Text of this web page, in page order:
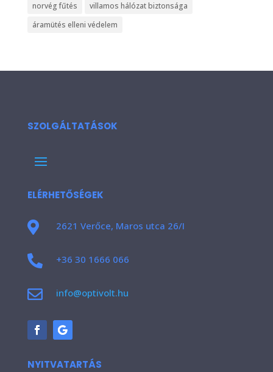
norvég fűtés
villamos hálózat biztonsága
áramütés elleni védelem
SZOLGÁLTATÁSOK
ELÉRHETŐSÉGEK
 2621 Verőce, Maros utca 26/I
 +36 30 1666 066
 info@optivolt.hu
NYITVATARTÁS